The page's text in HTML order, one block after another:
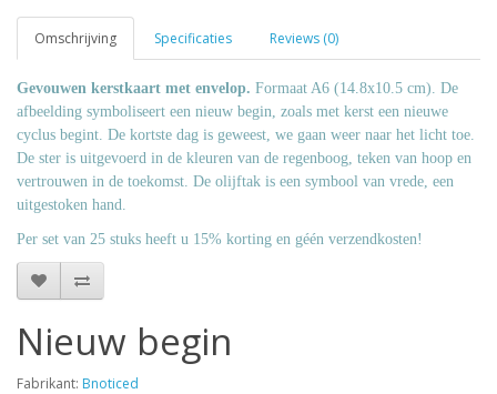
Omschrijving Specificaties Reviews (0)
Gevouwen kerstkaart met envelop. Formaat A6 (14.8x10.5 cm). De
afbeelding symboliseert een nieuw begin, zoals met kerst een nieuwe
cyclus begint. De kortste dag is geweest, we gaan weer naar het licht toe.
De ster is uitgevoerd in de kleuren van de regenboog, teken van hoop en
vertrouwen in de toekomst. De olijftak is een symbool van vrede, een
uitgestoken hand.
Per set van 25 stuks heeft u 15% korting en géén verzendkosten!
Nieuw begin
Fabrikant: Bnoticed